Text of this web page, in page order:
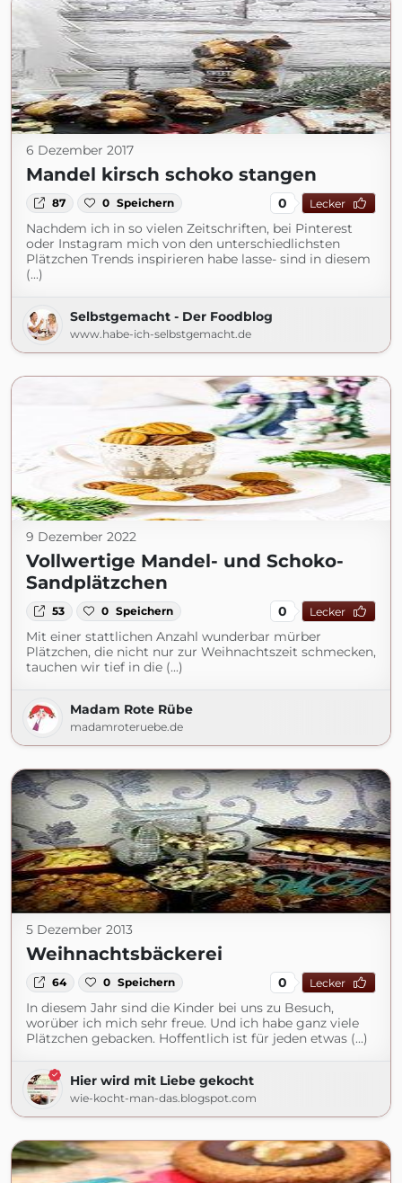
6 Dezember 2017
Mandel kirsch schoko stangen
87 0 Speichern 0 Lecker
Nachdem ich in so vielen Zeitschriften, bei Pinterest
oder Instagram mich von den unterschiedlichsten
Plätzchen Trends inspirieren habe lasse- sind in diesem
(...)
Selbstgemacht - Der Foodblog
www.habe-ich-selbstgemacht.de
9 Dezember 2022
Vollwertige Mandel- und Schoko-
Sandplätzchen
53 0 Speichern 0 Lecker
Mit einer stattlichen Anzahl wunderbar mürber
Plätzchen, die nicht nur zur Weihnachtszeit schmecken,
tauchen wir tief in die (...)
Madam Rote Rübe
madamroteruebe.de
5 Dezember 2013
Weihnachtsbäckerei
64 0 Speichern 0 Lecker
In diesem Jahr sind die Kinder bei uns zu Besuch,
worüber ich mich sehr freue. Und ich habe ganz viele
Plätzchen gebacken. Hoffentlich ist für jeden etwas (...)
Hier wird mit Liebe gekocht
wie-kocht-man-das.blogspot.com